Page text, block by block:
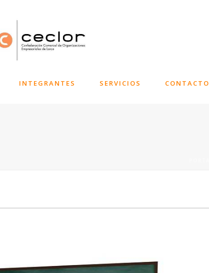
INTEGRANTES SERVICIOS CONTACTO